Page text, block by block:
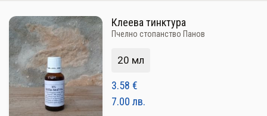
Клеева тинктура
Пчелно стопанство Панов
20 мл
3.58 €
7.00 лв.